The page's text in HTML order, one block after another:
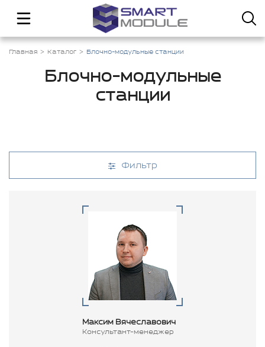
Главная Каталог Блочно-модульные станции
Блочно-модульные
станции
Фильтр
Максим Вячеславович
Консультант-менеджер